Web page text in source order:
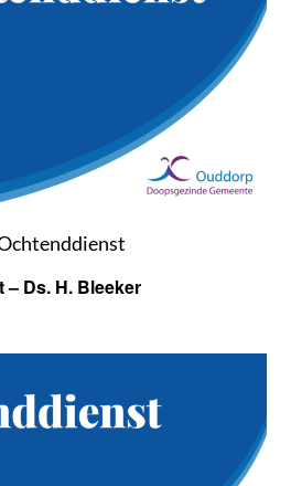
Ds. H. Bleeker